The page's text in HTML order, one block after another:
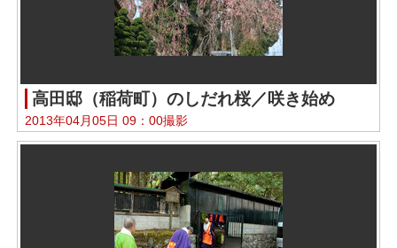
高田邸（稲荷町）のしだれ桜／咲き始め
2013年04月05日 09：00撮影